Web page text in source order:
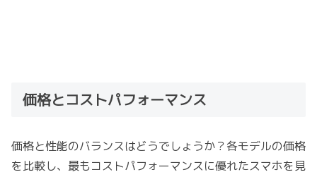
価格とコストパフォーマンス
価格と性能のバランスはどうでしょうか？各モデルの価格
を比較し、最もコストパフォーマンスに優れたスマホを見